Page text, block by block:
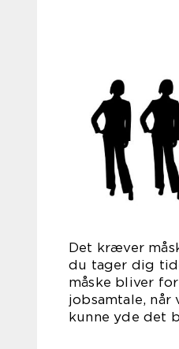
Det kræver
du tager dig
måske bliver
jobsamtale, når
kunne yde det